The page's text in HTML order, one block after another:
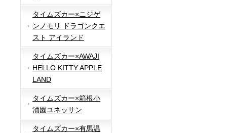
タイムズカー×ニジゲ
ンノモリ ドラゴンクエ
スト アイランド
タイムズカー×AWAJI
HELLO KITTY APPLE
LAND
タイムズカー×箱根小
涌園ユネッサン
タイムズカー×有馬温